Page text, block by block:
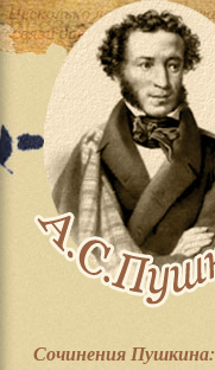
Сочинения Пушкина: